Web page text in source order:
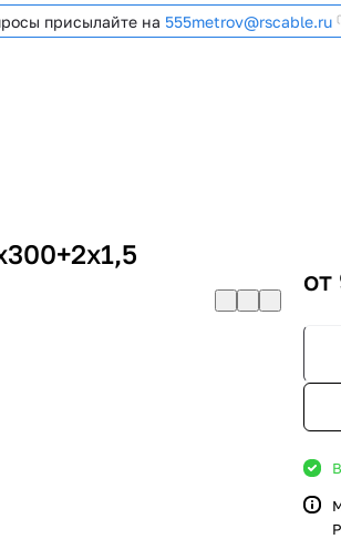
присылайте на 555metrov@rscable.ru